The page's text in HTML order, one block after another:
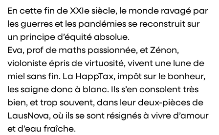
En cette fin de XXIe siècle, le monde ravagé par
les guerres et les pandémies se reconstruit sur
un principe d’équité absolue.
Eva, prof de maths passionnée, et Zénon,
violoniste épris de virtuosité, vivent une lune de
miel sans fin. La HappTax, impôt sur le bonheur,
les saigne donc à blanc. Ils s’en consolent très
bien, et trop souvent, dans leur deux-pièces de
LausNova, où ils se sont résignés à vivre d’amour
et d’eau fraîche.